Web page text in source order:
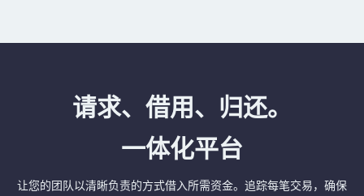
请求、借用、归还。
一体化平台
让您的团队以清晰负责的方式借入所需资金。追踪每笔交易，确保